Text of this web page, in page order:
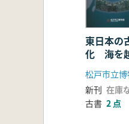
東日本の
化 海を
松戸市立
新刊 在庫
古書 2 点